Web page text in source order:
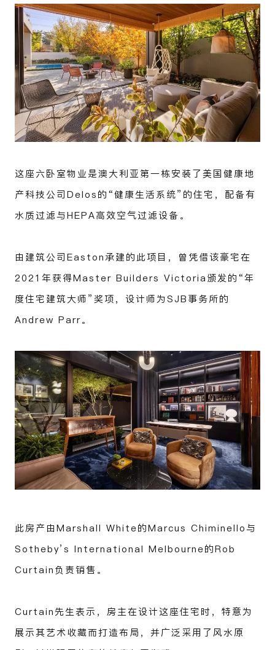
这座六卧室物业是澳大利亚第一栋安装了美国健康地
产科技公司Delos的“健康生活系统”的住宅，配备有
水质过滤与HEPA高效空气过滤设备。
由建筑公司Easton承建的此项目，曾凭借该豪宅在
2021年获得Master Builders Victoria颁发的“年
度住宅建筑大师”奖项，设计师为SJB事务所的
Andrew Parr。
此房产由Marshall White的Marcus Chiminello与
Sotheby’s International Melbourne的Rob
Curtain负责销售。
Curtain先生表示，房主在设计这座住宅时，特意为
展示其艺术收藏而打造布局，并广泛采用了风水原